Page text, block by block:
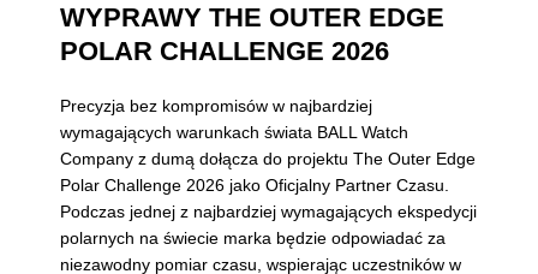
WYPRAWY THE OUTER EDGE
POLAR CHALLENGE 2026
Precyzja bez kompromisów w najbardziej
wymagających warunkach świata BALL Watch
Company z dumą dołącza do projektu The Outer Edge
Polar Challenge 2026 jako Oficjalny Partner Czasu.
Podczas jednej z najbardziej wymagających ekspedycji
polarnych na świecie marka będzie odpowiadać za
niezawodny pomiar czasu, wspierając uczestników w